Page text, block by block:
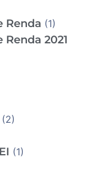
Renda (1)
2021
(2)
(1)